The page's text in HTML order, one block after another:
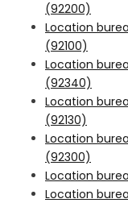
(92200)
Location
(92100)
Location
(92340)
Location
(92130)
Location
(92300)
Location
Location